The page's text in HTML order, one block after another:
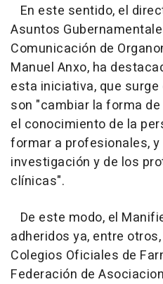
En este sentido, el
Asuntos
Comunicación de
Manuel Anxo, ha
esta iniciativa, que
son "cambiar la forma
el conocimiento de la
formar a profesionales,
investigación y de los
clínicas".
De este modo, el
adheridos ya, entre
Colegios Oficiales de
Federación de